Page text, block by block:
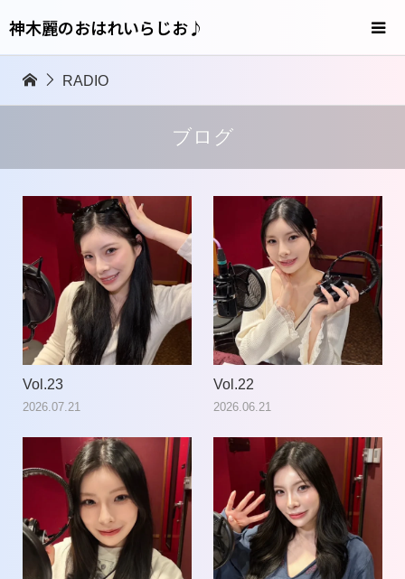
神木麗のおはれいらじお♪
RADIO
ブログ
Vol.23
2026.07.21
Vol.22
2026.06.21